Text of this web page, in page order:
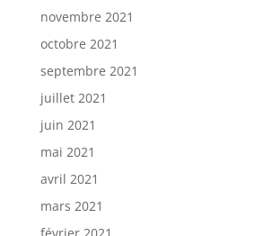
novembre 2021
octobre 2021
septembre 2021
juillet 2021
juin 2021
mai 2021
avril 2021
mars 2021